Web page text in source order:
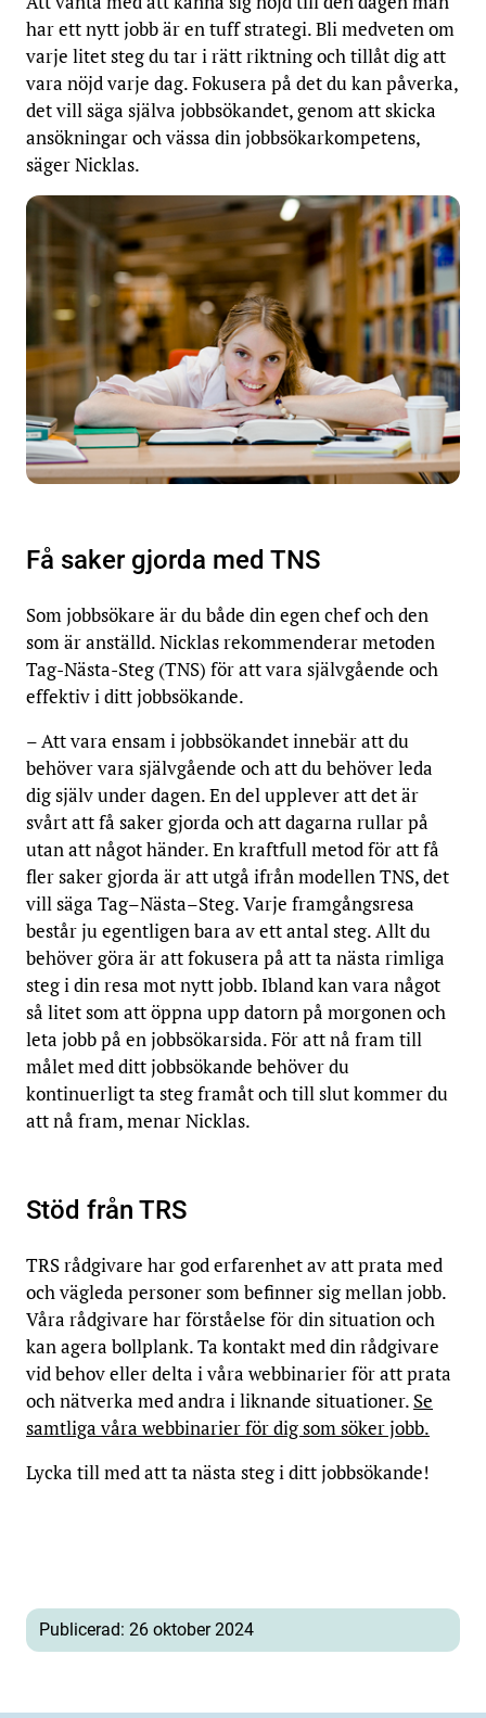
har ett nytt jobb är en tuff strategi. Bli medveten om
varje litet steg du tar i rätt riktning och tillåt dig att
vara nöjd varje dag. Fokusera på det du kan påverka,
det vill säga själva jobbsökandet, genom att skicka
ansökningar och vässa din jobbsökarkompetens,
säger Nicklas.
Få saker gjorda med TNS
Som jobbsökare är du både din egen chef och den
som är anställd. Nicklas rekommenderar metoden
Tag-Nästa-Steg (TNS) för att vara självgående och
effektiv i ditt jobbsökande.
– Att vara ensam i jobbsökandet innebär att du
behöver vara självgående och att du behöver leda
dig själv under dagen. En del upplever att det är
svårt att få saker gjorda och att dagarna rullar på
utan att något händer. En kraftfull metod för att få
fler saker gjorda är att utgå ifrån modellen TNS, det
vill säga Tag–Nästa–Steg. Varje framgångsresa
består ju egentligen bara av ett antal steg. Allt du
behöver göra är att fokusera på att ta nästa rimliga
steg i din resa mot nytt jobb. Ibland kan vara något
så litet som att öppna upp datorn på morgonen och
leta jobb på en jobbsökarsida. För att nå fram till
målet med ditt jobbsökande behöver du
kontinuerligt ta steg framåt och till slut kommer du
att nå fram, menar Nicklas.
Stöd från TRS
TRS rådgivare har god erfarenhet av att prata med
och vägleda personer som befinner sig mellan jobb.
Våra rådgivare har förståelse för din situation och
kan agera bollplank. Ta kontakt med din rådgivare
vid behov eller delta i våra webbinarier för att prata
och nätverka med andra i liknande situationer. Se
samtliga våra webbinarier för dig som söker jobb.
Lycka till med att ta nästa steg i ditt jobbsökande!
Publicerad: 26 oktober 2024